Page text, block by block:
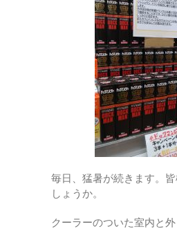
毎日、猛暑が続きます。
しょうか。
クーラーのついた室内と